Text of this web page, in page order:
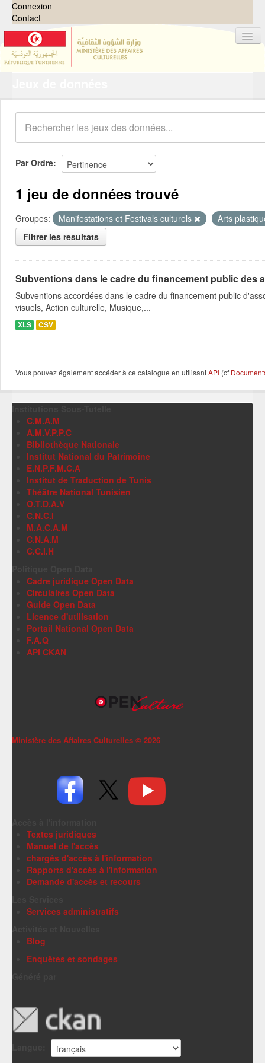
Connexion
Contact
Organisations
Groupes
Demandes 0
À propos
Par Ordre
1 jeu de données trouvé
Groupes: Manifestations et Festivals culturels
Arts
Filtrer les resultats
Subventions dans le cadre du financement public des
Subventions accordées dans le cadre du financement public
visuels, Action culturelle, Musique,...
XLS CSV
Vous pouvez également accéder à ce catalogue en utilisantAPI (cf
C.M.A.M
A.M.V.P.P.C
Bibliothèque Nationale
Institut National du Patrimoine
E.N.P.F.M.C.A
Institut de Traduction de Tunis
Théâtre National Tunisien
O.T.D.A.V
C.N.C.I
M.A.C.A.M
C.N.A.M
C.C.I.H
Cadre juridique Open Data
Circulaires Open Data
Guide Open Data
Licence d'utilisation
Portail National Open Data
F.A.Q
API CKAN
Ministère des Affaires Culturelles © 2026
Textes juridiques
Manuel de l'accès
chargés d'accès à l'information
Rapports d'accès à l'information
Demande d'accès et recours
Services administratifs
Blog
Enquêtes et sondages